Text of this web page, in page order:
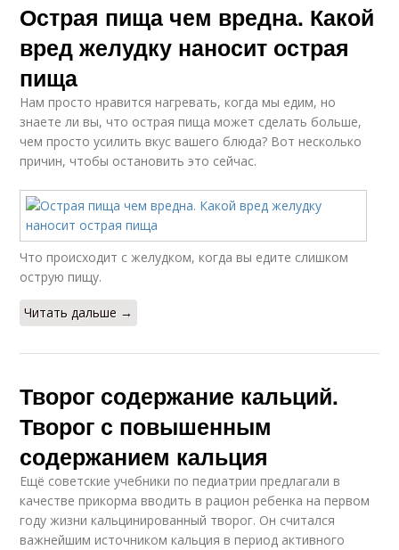
Острая пища чем вредна. Какой
вред желудку наносит острая
пища
Нам просто нравится нагревать, когда мы едим, но
знаете ли вы, что острая пища может сделать больше,
чем просто усилить вкус вашего блюда? Вот несколько
причин, чтобы остановить это сейчас.
Что происходит с желудком, когда вы едите слишком
острую пищу.
Читать дальше →
Творог содержание кальций.
Творог с повышенным
содержанием кальция
Ещё советские учебники по педиатрии предлагали в
качестве прикорма вводить в рацион ребенка на первом
году жизни кальцинированный творог. Он считался
важнейшим источником кальция в период активного